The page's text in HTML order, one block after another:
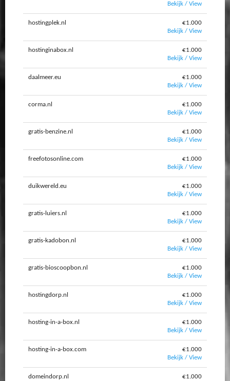
Bekijk / View
hostingplek.nl
€1.000
Bekijk / View
hostinginabox.nl
€1.000
Bekijk / View
daalmeer.eu
€1.000
Bekijk / View
corma.nl
€1.000
Bekijk / View
gratis-benzine.nl
€1.000
Bekijk / View
freefotosonline.com
€1.000
Bekijk / View
duikwereld.eu
€1.000
Bekijk / View
gratis-luiers.nl
€1.000
Bekijk / View
gratis-kadobon.nl
€1.000
Bekijk / View
gratis-bioscoopbon.nl
€1.000
Bekijk / View
hostingdorp.nl
€1.000
Bekijk / View
hosting-in-a-box.nl
€1.000
Bekijk / View
hosting-in-a-box.com
€1.000
Bekijk / View
domeindorp.nl
€1.000